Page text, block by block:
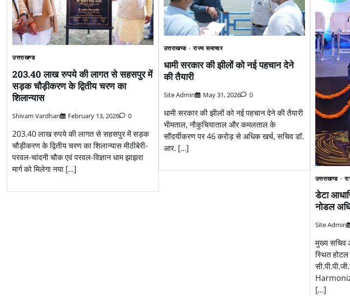
उत्तराखण्ड
203.40 लाख रुपये की लागत से सहसपुर में
सड़क चौड़ीकरण के द्वितीय चरण का
शिलान्यास
Shivam Vardhan February 13, 2026 0
203.40 लाख रुपये की लागत से सहसपुर में सड़क
चौड़ीकरण के द्वितीय चरण का शिलान्यास मीठीबेरी-
परवल-चांदनी चौक एवं परवल-विज्ञान धाम झाझरा
मार्ग को मिलेगा नया […]
उत्तराखण्ड राज्य समाचार
धामी सरकार की झीलों को नई पहचान देने
की तैयारी
Site Admin May 31, 2026 0
धामी सरकार की झीलों को नई पहचान देने की तैयारी
भीमताल, नौकुचियाताल और कमलताल के
सौंदर्यीकरण पर 46 करोड़ से अधिक खर्च, सचिव डॉ.
आर. […]
उत्तराखण्ड
डेटा
नोडल
Site Admin
मुख्य सचिव
स्थित
[…]